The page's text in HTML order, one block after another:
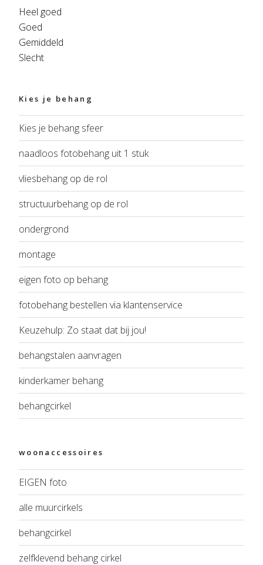
Heel goed
Goed
Gemiddeld
Slecht
Kies je behang
Kies je behang sfeer
naadloos fotobehang uit 1 stuk
vliesbehang op de rol
structuurbehang op de rol
ondergrond
montage
eigen foto op behang
fotobehang bestellen via klantenservice
Keuzehulp: Zo staat dat bij jou!
behangstalen aanvragen
kinderkamer behang
behangcirkel
woonaccessoires
EIGEN foto
alle muurcirkels
behangcirkel
zelfklevend behang cirkel